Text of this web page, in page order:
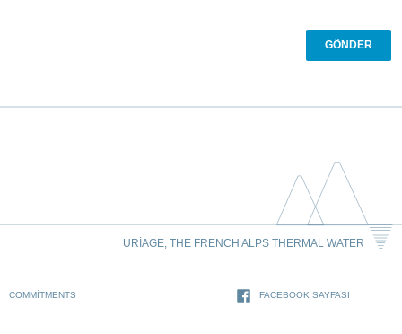
URIAGE, THE FRENCH ALPS THERMAL WATER
COMMITMENTS FACEBOOK SAYFASI